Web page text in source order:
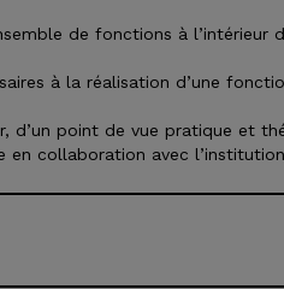
de fonctions à l’intérieur
à la réalisation d’une
d’un point de vue pratique et
collaboration avec l’institution